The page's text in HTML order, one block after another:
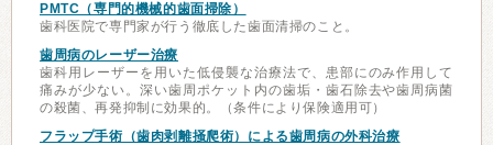
PMTC（専門的機械的歯面掃除）
歯科医院で専門家が行う徹底した歯面清掃のこと。
歯周病のレーザー治療
歯科用レーザーを用いた低侵襲な治療法で、患部にのみ作用して
痛みが少ない。深い歯周ポケット内の歯垢・歯石除去や歯周病菌
の殺菌、再発抑制に効果的。（条件により保険適用可）
フラップ手術（歯肉剥離掻爬術）による歯周病の外科治療